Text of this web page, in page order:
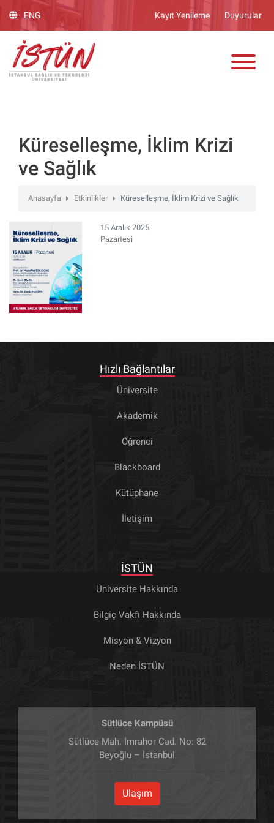
dikkat:
web
sitesinde,
erişilebilirliği
BiClick"
sistemi
bulunur.
ENG Kayıt Yenileme Duyurular
Küreselleşme, İklim Krizi
ve Sağlık
Anasayfa Etkinlikler Küreselleşme, İklim Krizi ve Sağlık
15 Aralık 2025
Pazartesi
Hızlı Bağlantılar
Üniversite
Akademik
Öğrenci
Blackboard
Kütüphane
İletişim
İSTÜN
Üniversite Hakkında
Bilgiç Vakfı Hakkında
Misyon & Vizyon
Neden İSTÜN
Sütlüce Kampüsü
Sütlüce Mah. İmrahor Cad. No: 82
Beyoğlu – İstanbul
Ulaşım